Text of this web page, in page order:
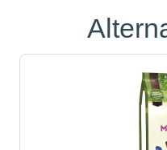
Produktgalerie